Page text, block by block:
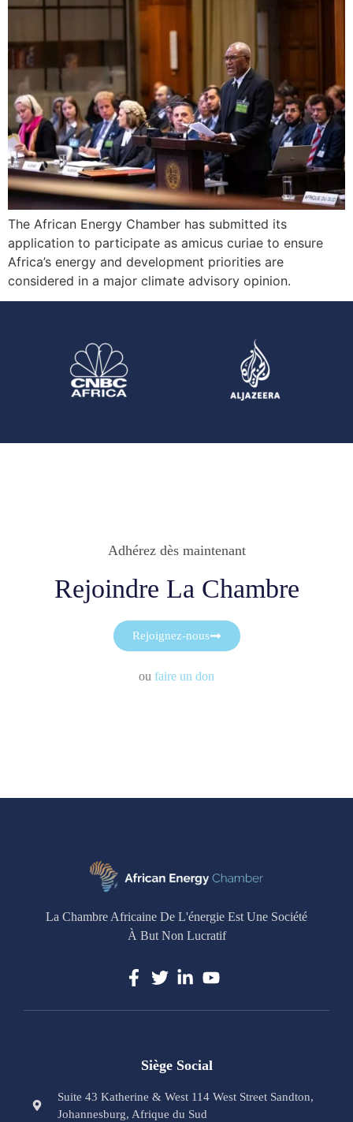
The African Energy Chamber has submitted its
application to participate as amicus curiae to ensure
Africa’s energy and development priorities are
considered in a major climate advisory opinion.
Adhérez dès maintenant
Rejoindre La Chambre
Rejoignez-nous
ou faire un don
La Chambre Africaine De L'énergie Est Une Société
À But Non Lucratif
Siège Social
Suite 43 Katherine & West 114 West Street Sandton,
Johannesburg, Afrique du Sud